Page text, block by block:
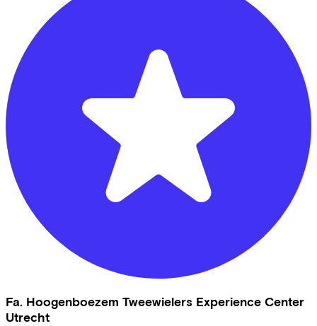
Fa. Hoogenboezem Tweewielers Experience Center
Utrecht